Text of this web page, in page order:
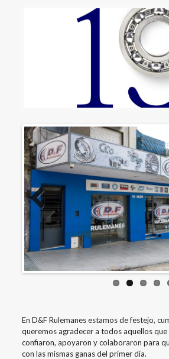
Previous
En D&F Rulemanes estamos de festejo,
queremos agradecer a todos aquellos que
confiaron, apoyaron y colaboraron para
con las mismas ganas del primer día.